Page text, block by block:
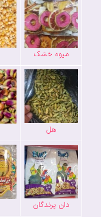
میوه خشک
هل
دان پرندگان